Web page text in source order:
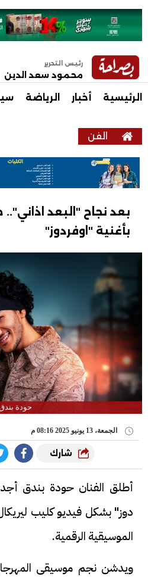
رئيس التحرير
محمود سعد الدين
الرئيسية أخبار الرياضة
الفن
بعد نجاح "البعد
بأغنية "اوفردوز"
حودة
الجمعة، 13 يونيو 2025 08:16 م
شارك
أطلق الفنان حودة بندق
دوز" بشكل فيديو كليب
الموسيقية الرقمية.
ويدشن نجم موسيقى